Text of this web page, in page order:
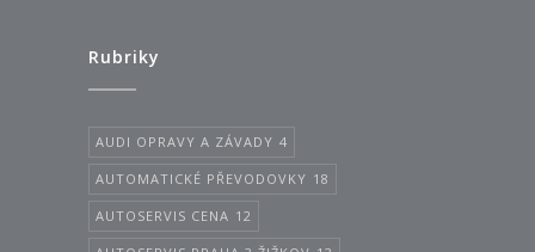
Rubriky
AUDI OPRAVY A ZÁVADY 4
AUTOMATICKÉ PŘEVODOVKY 18
AUTOSERVIS CENA 12